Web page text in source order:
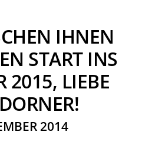
IHNEN
START INS
2015, LIEBE
2014